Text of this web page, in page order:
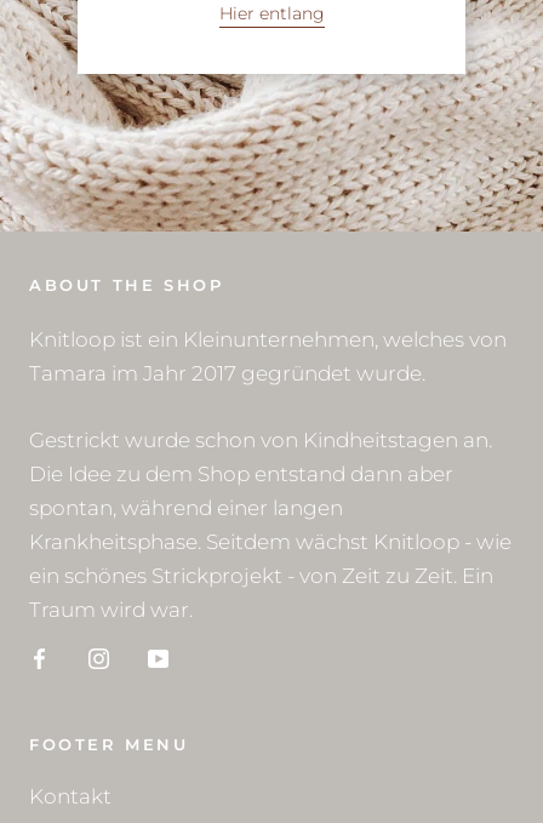
Hier entlang
ABOUT THE SHOP
Knitloop ist ein Kleinunternehmen, welches von
Tamara im Jahr 2017 gegründet wurde.
Gestrickt wurde schon von Kindheitstagen an.
Die Idee zu dem Shop entstand dann aber
spontan, während einer langen
Krankheitsphase. Seitdem wächst Knitloop - wie
ein schönes Strickprojekt - von Zeit zu Zeit. Ein
Traum wird war.
FOOTER MENU
Kontakt